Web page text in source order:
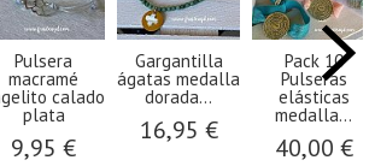
Pulsera
macramé
calado
plata
9,95 €
Gargantilla
ágatas medalla
dorada...
16,95 €
Pack 10
Pulseras
elásticas
medalla...
40,00 €